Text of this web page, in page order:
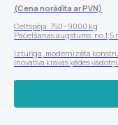
(Cena norādīta ar PVN)
Celtspēja: 750–9000 kg
Pacelšanas augstums: no
Izturīga, modernizēta
Inovatīva kravas ķēdes